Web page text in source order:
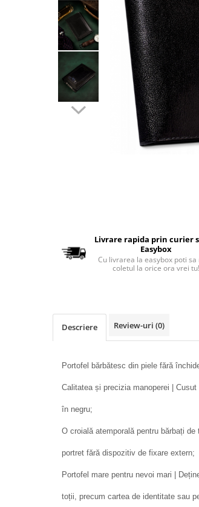
Livrare rapida prin curier
Easybox
Cu livrarea la easybox poti sa
coletul la orice ora vrei tu!
Descriere Review-uri (0)
Portofel bărbătesc din piele fără
Calitatea și precizia manoperei |
în negru;
O croială atemporală pentru bărbați
portret fără dispozitiv de fixare extern;
Portofel mare pentru nevoi mari |
toții, precum cartea de identitate sau